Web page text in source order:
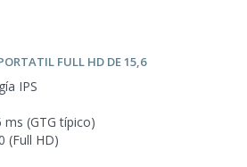
FULL HD DE 15,6
IPS
ms (GTGtípico)
(Full HD)